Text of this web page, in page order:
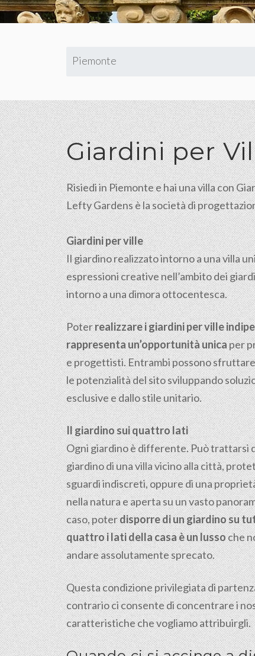
Piemonte
Giardini per
Risiedi in Piemonte e hai una villa con
Lefty Gardens è la società di
Giardini per ville
Il giardino realizzato intorno a una villa
espressioni creative nell’ambito dei
intorno a una dimora ottocentesca.
Poterrealizzare i giardini per ville
rappresenta un’opportunità unicaper
e progettisti. Entrambi possono
le potenzialità del sito sviluppando
esclusive e dallo stile unitario.
Il giardino sui quattro lati
Ogni giardino è differente. Può trattarsi
giardino di una villa vicino alla città,
sguardi indiscreti, oppure di una
nella natura e aperta su un vasto
caso, poterdisporre di un giardino su
quattro i lati della casa è un lussoche
andare assolutamente sprecato.
Questa condizione privilegiata di
contrario ci consente di concentrare i
caratteristiche che vogliamo attribuirgli.